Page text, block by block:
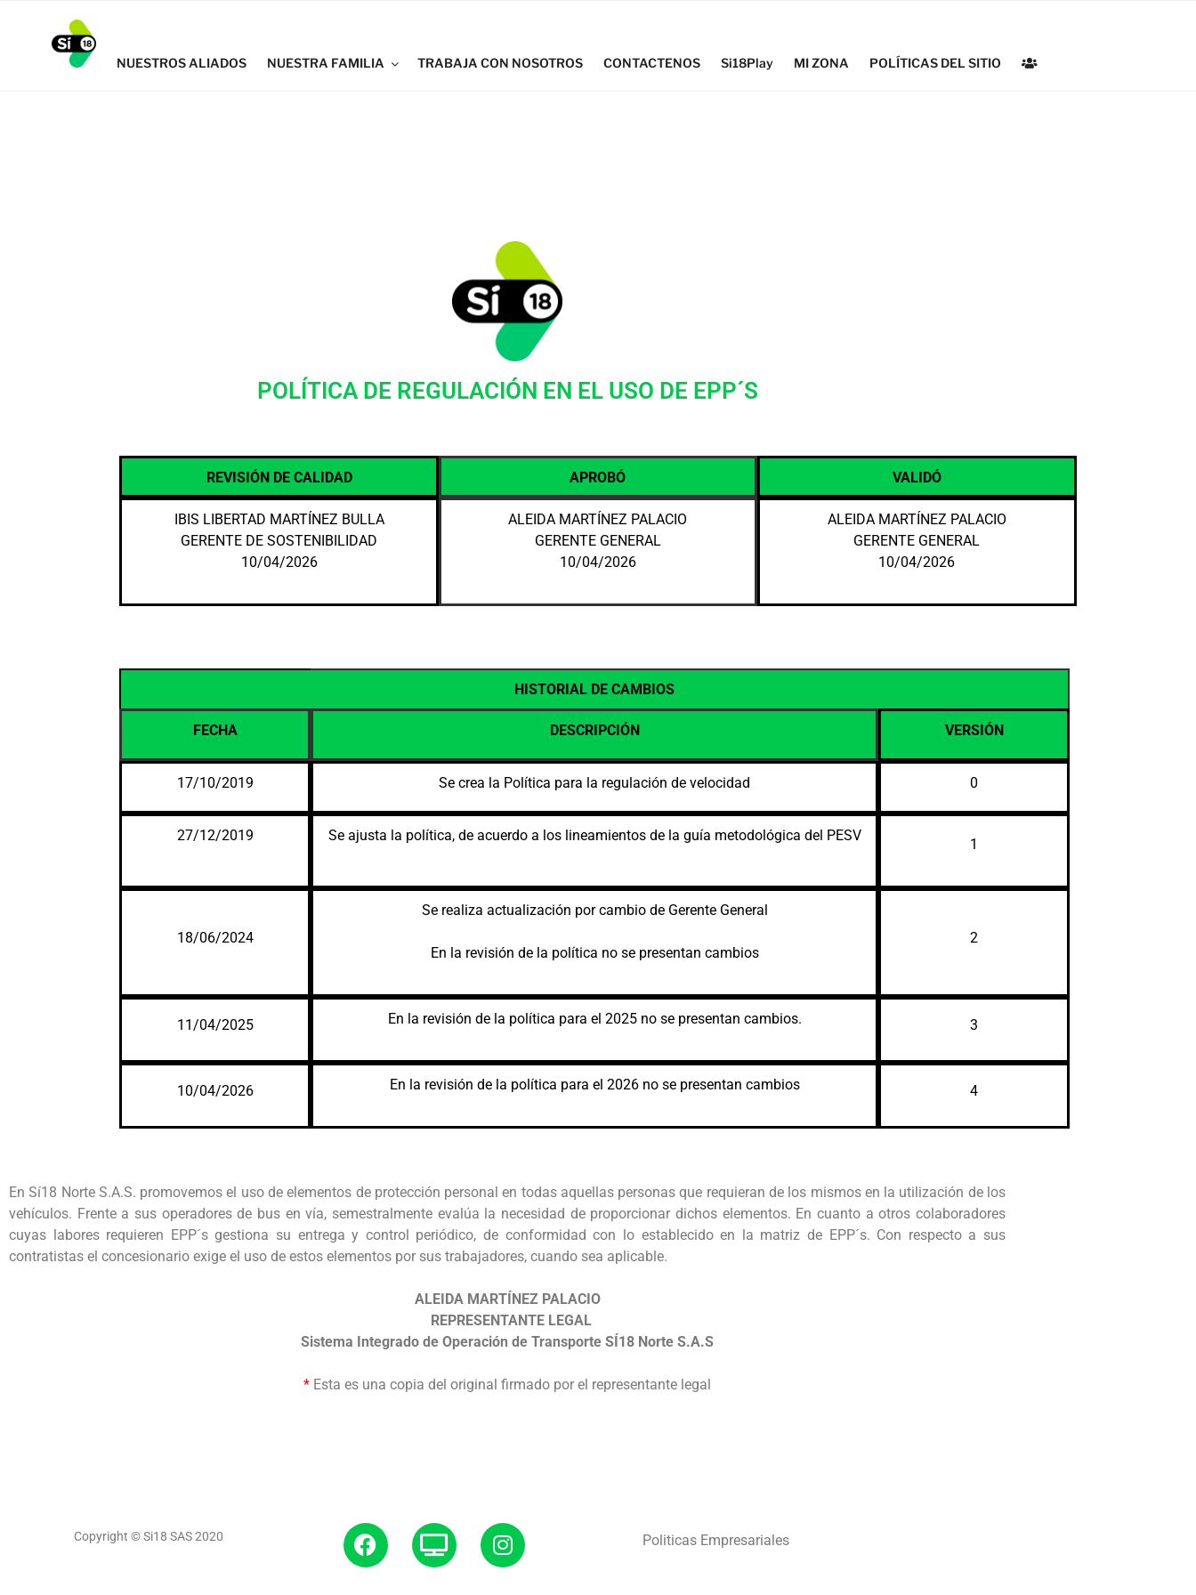
NUESTROS ALIADOS NUESTRA FAMILIA TRABAJA CON NOSOTROS CONTACTENOS Si18Play MI ZONA POLÍTICAS DEL SITIO
POLÍTICA DE REGULACIÓN EN EL USO DE EPP´S
REVISIÓN DE CALIDAD APROBÓ VALIDÓ
IBIS LIBERTAD MARTÍNEZ BULLA
GERENTE DE SOSTENIBILIDAD
10/04/2026
ALEIDA MARTÍNEZ PALACIO
GERENTE GENERAL
10/04/2026
ALEIDA MARTÍNEZ PALACIO
GERENTE GENERAL
10/04/2026
HISTORIAL DE CAMBIOS
FECHA DESCRIPCIÓN VERSIÓN
17/10/2019 Se crea la Política para la regulación de velocidad 0
27/12/2019 Se ajusta la política, de acuerdo a los lineamientos de la guía metodológica del PESV 1
18/06/2024
Se realiza actualización por cambio de Gerente General
En la revisión de la política no se presentan cambios
2
11/04/2025 En la revisión de la política para el 2025 no se presentan cambios. 3
10/04/2026 En la revisión de la política para el 2026 no se presentan cambios 4
En Sí18 Norte S.A.S. promovemos el uso de elementos de protección personal en todas aquellas personas que requieran de los mismos en la utilización de los
vehículos. Frente a sus operadores de bus en vía, semestralmente evalúa la necesidad de proporcionar dichos elementos. En cuanto a otros colaboradores
cuyas labores requieren EPP´s gestiona su entrega y control periódico, de conformidad con lo establecido en la matriz de EPP´s. Con respecto a sus
contratistas el concesionario exige el uso de estos elementos por sus trabajadores, cuando sea aplicable.
ALEIDA MARTÍNEZ PALACIO
REPRESENTANTE LEGAL
Sistema Integrado de Operación de Transporte SÍ18 Norte S.A.S
* Esta es una copia del original firmado por el representante legal
Copyright © Si18 SAS 2020 Politicas Empresariales